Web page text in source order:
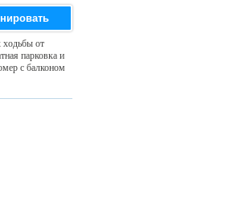
ходьбы от
парковка и
с балконом